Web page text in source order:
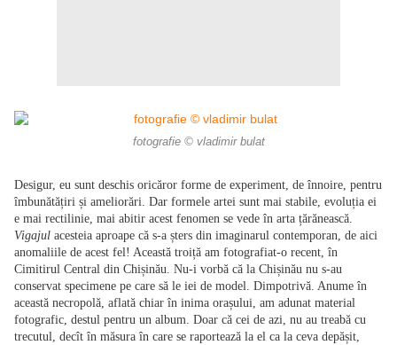
fotografie © vladimir bulat
Desigur, eu sunt deschis oricăror forme de experiment, de înnoire, pentru
îmbunătățiri și ameliorări. Dar formele artei sunt mai stabile, evoluția ei
e mai rectilinie, mai abitir acest fenomen se vede în arta țărănească.
Vigajul acesteia aproape că s-a șters din imaginarul contemporan, de aici
anomaliile de acest fel! Această troiță am fotografiat-o recent, în
Cimitirul Central din Chișinău. Nu-i vorbă că la Chișinău nu s-au
conservat specimene pe care să le iei de model. Dimpotrivă. Anume în
această necropolă, aflată chiar în inima orașului, am adunat material
fotografic, destul pentru un album. Doar că cei de azi, nu au treabă cu
trecutul, decît în măsura în care se raportează la el ca la ceva depășit,